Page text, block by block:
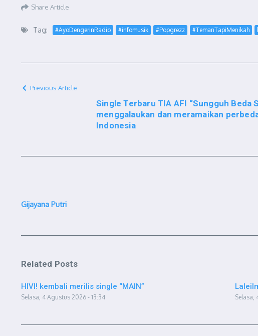
Share Article
Tag: #AyoDengerinRadio #infomusik #Popgrezz #TemanTapiMenikah
Previous Article
Single Terbaru TIA AFI “Sungguh Beda
menggalaukan dan meramaikan
Indonesia
Gijayana Putri
Related Posts
HIVI! kembali merilis single “MAIN”
Selasa, 4 Agustus 2026 - 13:34 Selasa,